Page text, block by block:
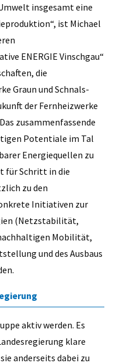
insgesamt eine
ist Michael
ENERGIE Vinschgau“
die
Graun und Schnals-
der Fernheizwerke
zusammenfassende
Potentiale im Tal
Energiequellen zu
für Schritt in die
zu den
Initiativen zur
(Netzstabilität,
Mobilität,
und des Ausbaus
aktiv werden. Es
klare
anderseits dabei zu